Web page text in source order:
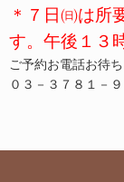
＊７日㈰は所
す。午後１３
ご予約お電話お待ち
０３－３７８１－